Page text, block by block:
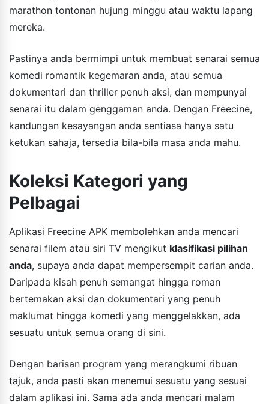
marathon tontonan hujung minggu atau waktu lapang
mereka.
Pastinya anda bermimpi untuk membuat senarai semua
komedi romantik kegemaran anda, atau semua
dokumentari dan thriller penuh aksi, dan mempunyai
senarai itu dalam genggaman anda. Dengan Freecine,
kandungan kesayangan anda sentiasa hanya satu
ketukan sahaja, tersedia bila-bila masa anda mahu.
Koleksi Kategori yang
Pelbagai
Aplikasi Freecine APK membolehkan anda mencari
senarai filem atau siri TV mengikut klasifikasi pilihan
anda, supaya anda dapat mempersempit carian anda.
Daripada kisah penuh semangat hingga roman
bertemakan aksi dan dokumentari yang penuh
maklumat hingga komedi yang menggelakkan, ada
sesuatu untuk semua orang di sini.
Dengan barisan program yang merangkumi ribuan
tajuk, anda pasti akan menemui sesuatu yang sesuai
dalam aplikasi ini. Sama ada anda mencari malam